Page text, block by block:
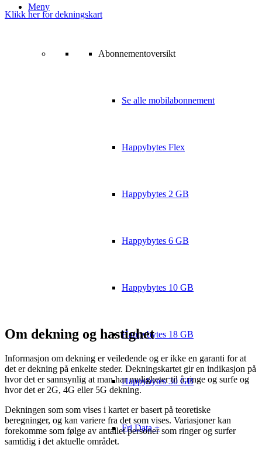
Meny
Abonnementoversikt
Se alle mobilabonnement
Happybytes Flex
Happybytes 2 GB
Happybytes 6 GB
Happybytes 10 GB
Happybytes 18 GB
Happybytes 30 GB
Fri Data +
Klikk her for dekningskart
Om dekning og hastighet
Informasjon om dekning er veiledende og er ikke en garanti for at
det er dekning på enkelte steder. Dekningskartet gir en indikasjon på
hvor det er sannsynlig at man har muligheter til å ringe og surfe og
hvor det er 2G, 4G eller 5G dekning.
Dekningen som som vises i kartet er basert på teoretiske
beregninger, og kan variere fra det som vises. Variasjoner kan
forekomme som følge av antallet personer som ringer og surfer
samtidig i det aktuelle området.